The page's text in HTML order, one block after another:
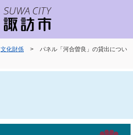
文化財係 >
パネル「河合曽良」の貸出につい